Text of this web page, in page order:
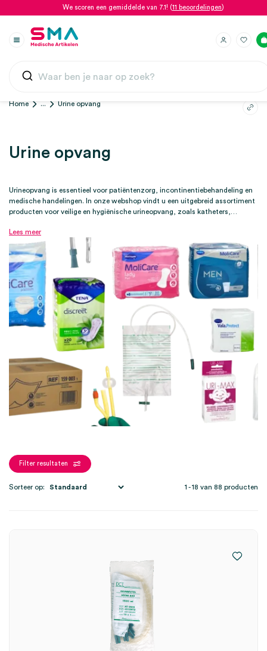
We scoren een gemiddelde van 7.1! (11 beoordelingen)
Home ... Urine opvang
Urine opvang
Urineopvang is essentieel voor patiëntenzorg, incontinentiebehandeling en
medische handelingen. In onze webshop vindt u een uitgebreid assortiment
producten voor veilige en hygiënische urineopvang, zoals katheters,
Hartmann en Tena.
Lees meer
Filter resultaten
1 - 18 van 88 producten
Sorteer op: